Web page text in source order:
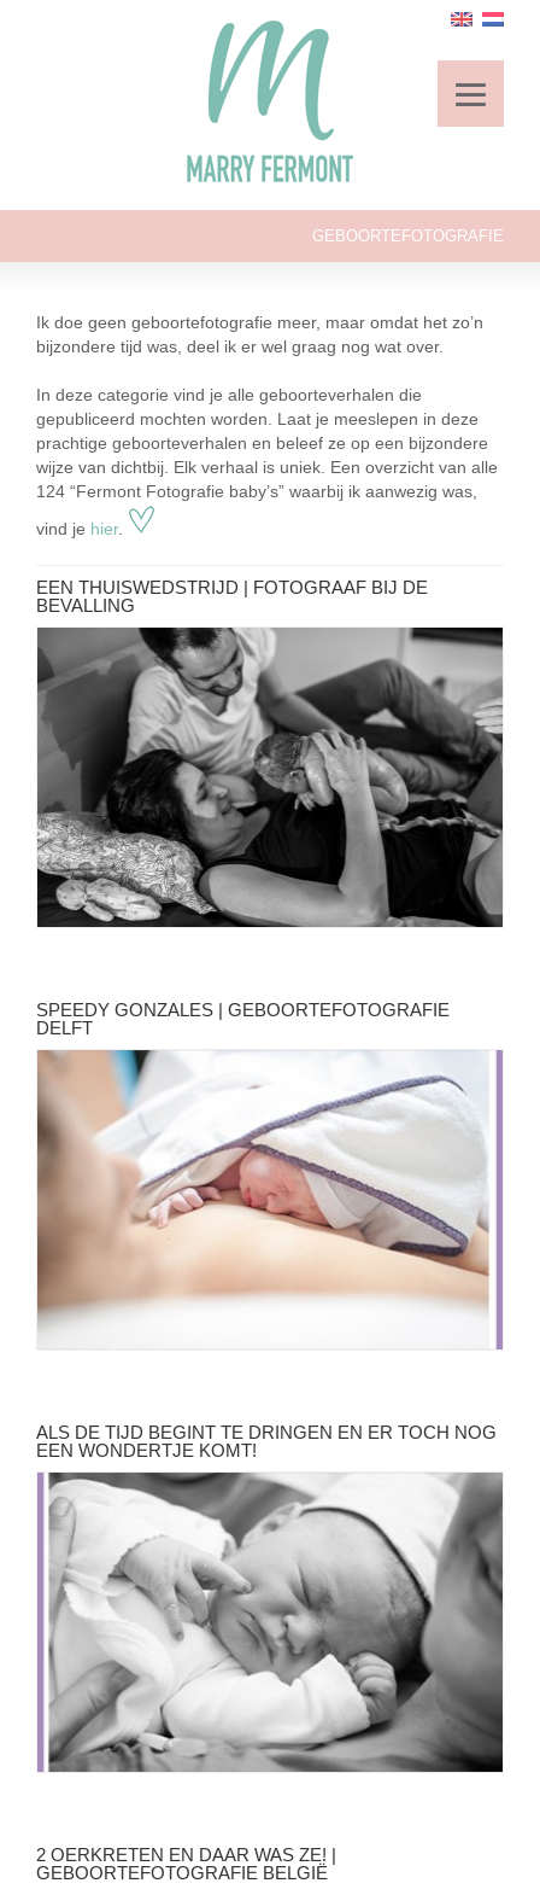
GEBOORTEFOTOGRAFIE
Ik doe geen geboortefotografie meer, maar omdat het zo’n
bijzondere tijd was, deel ik er wel graag nog wat over.
In deze categorie vind je alle geboorteverhalen die
gepubliceerd mochten worden. Laat je meeslepen in deze
prachtige geboorteverhalen en beleef ze op een bijzondere
wijze van dichtbij. Elk verhaal is uniek. Een overzicht van alle
124 “Fermont Fotografie baby’s” waarbij ik aanwezig was,
vind je hier.
EEN THUISWEDSTRIJD | FOTOGRAAF BIJ DE
BEVALLING
SPEEDY GONZALES | GEBOORTEFOTOGRAFIE
DELFT
ALS DE TIJD BEGINT TE DRINGEN EN ER TOCH NOG
EEN WONDERTJE KOMT!
2 OERKRETEN EN DAAR WAS ZE! |
GEBOORTEFOTOGRAFIE BELGIË